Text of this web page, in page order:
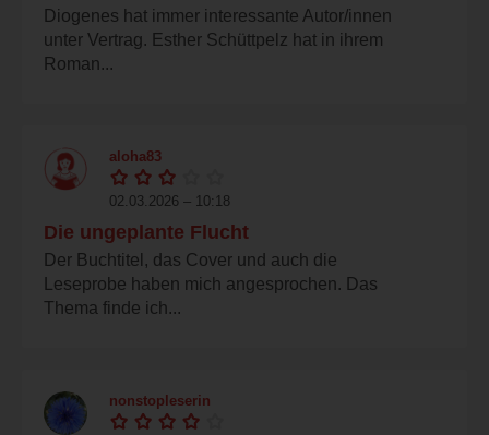
Diogenes hat immer interessante Autor/innen
unter Vertrag. Esther Schüttpelz hat in ihrem
Roman...
aloha83
02.03.2026 – 10:18
Die ungeplante Flucht
Der Buchtitel, das Cover und auch die
Leseprobe haben mich angesprochen. Das
Thema finde ich...
nonstopleserin